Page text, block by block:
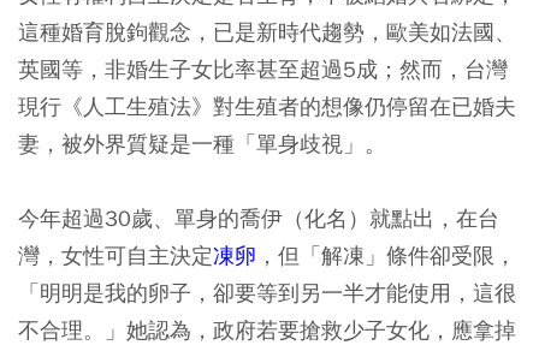
這種婚育脫鉤觀念，已是新時代趨勢，歐美如法國、
英國等，非婚生子女比率甚至超過5成；然而，台灣
現行《人工生殖法》對生殖者的想像仍停留在已婚夫
妻，被外界質疑是一種「單身歧視」。
今年超過30歲、單身的喬伊（化名）就點出，在台
灣，女性可自主決定凍卵 ，但「解凍」條件卻受限，
「明明是我的卵子，卻要等到另一半才能使用，這很
不合理。」她認為，政府若要搶救少子女化，應拿掉